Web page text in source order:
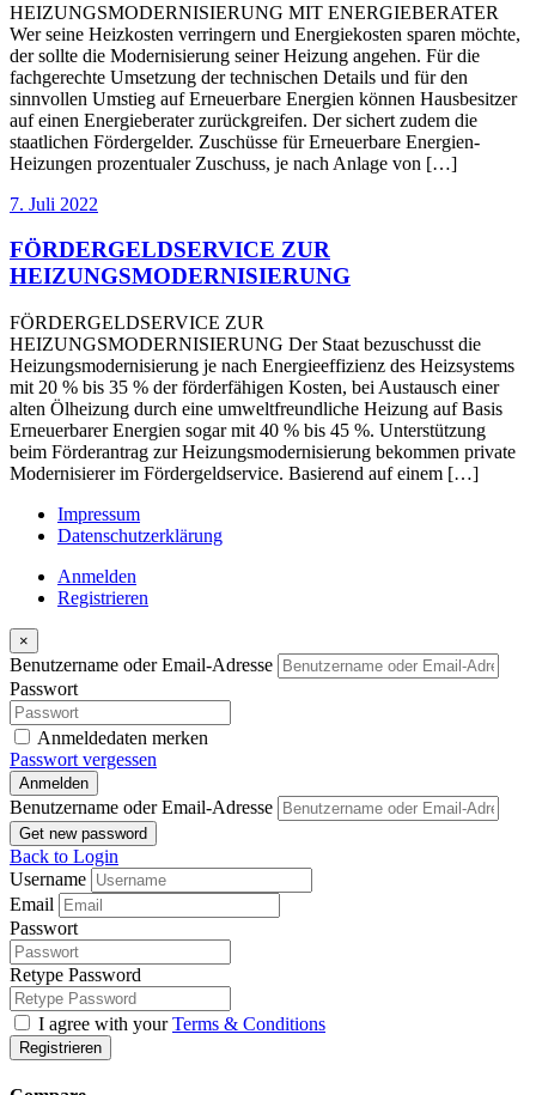
HEIZUNGSMODERNISIERUNG MIT ENERGIEBERATER
Wer seine Heizkosten verringern und Energiekosten sparen möchte,
der sollte die Modernisierung seiner Heizung angehen. Für die
fachgerechte Umsetzung der technischen Details und für den
sinnvollen Umstieg auf Erneuerbare Energien können Hausbesitzer
auf einen Energieberater zurückgreifen. Der sichert zudem die
staatlichen Fördergelder. Zuschüsse für Erneuerbare Energien-
Heizungen prozentualer Zuschuss, je nach Anlage von […]
7. Juli 2022
FÖRDERGELDSERVICE ZUR
HEIZUNGSMODERNISIERUNG
FÖRDERGELDSERVICE ZUR
HEIZUNGSMODERNISIERUNG Der Staat bezuschusst die
Heizungsmodernisierung je nach Energieeffizienz des Heizsystems
mit 20 % bis 35 % der förderfähigen Kosten, bei Austausch einer
alten Ölheizung durch eine umweltfreundliche Heizung auf Basis
Erneuerbarer Energien sogar mit 40 % bis 45 %. Unterstützung
beim Förderantrag zur Heizungsmodernisierung bekommen private
Modernisierer im Fördergeldservice. Basierend auf einem […]
Impressum
Datenschutzerklärung
Anmelden
Registrieren
×
Benutzername oder Email-Adresse
Passwort
Anmeldedaten merken
Passwort vergessen
Anmelden
Benutzername oder Email-Adresse
Get new password
Back to Login
Username
Email
Passwort
Retype Password
I agree with yourTerms & Conditions
Registrieren